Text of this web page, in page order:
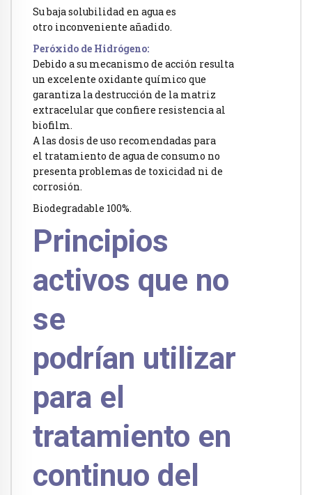
Su baja solubilidad en agua es
otro inconveniente añadido.
Peróxido de Hidrógeno:
Debido a su mecanismo de acción resulta
un excelente oxidante químico que
garantiza la destrucción de la matriz
extracelular que confiere resistencia al
biofilm.
A las dosis de uso recomendadas para
el tratamiento de agua de consumo no
presenta problemas de toxicidad ni de
corrosión.
Biodegradable 100%.
Principios
activos que no
se
podrían utilizar
para el
tratamiento en
continuo del